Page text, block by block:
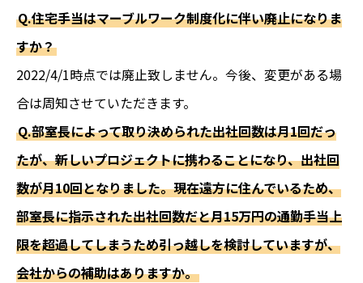
Q.住宅手当はマーブルワーク制度化に伴い廃止になりま
すか？
2022/4/1時点では廃止致しません。今後、変更がある場
合は周知させていただきます。
Q.部室長によって取り決められた出社回数は月1回だっ
たが、新しいプロジェクトに携わることになり、出社回
数が月10回となりました。現在遠方に住んでいるため、
部室長に指示された出社回数だと月15万円の通勤手当上
限を超過してしまうため引っ越しを検討していますが、
会社からの補助はありますか。